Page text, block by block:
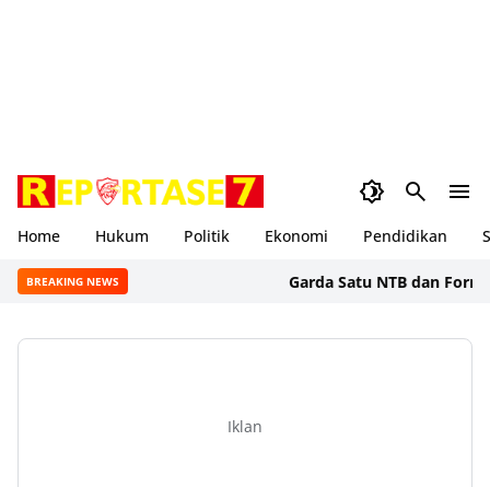
Home Hukum Politik Ekonomi Pendidikan
BREAKING NEWS Garda Satu NTB dan Formal
Iklan